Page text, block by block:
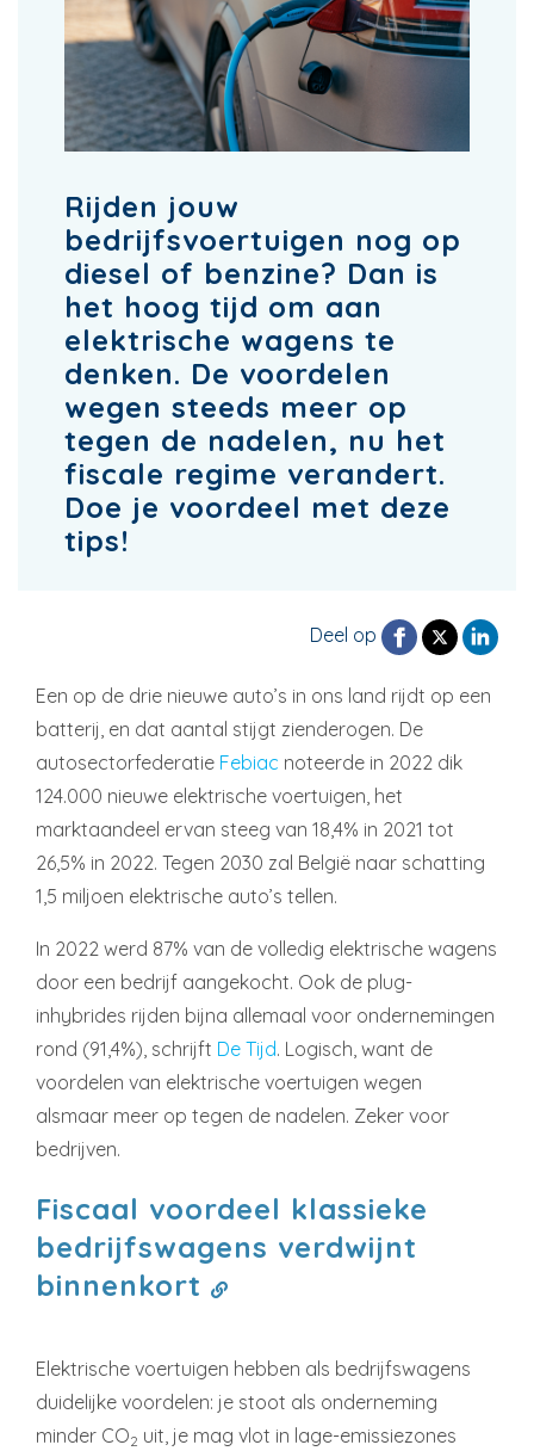
Rijden jouw
bedrijfsvoertuigen nog op
diesel of benzine? Dan is
het hoog tijd om aan
elektrische wagens te
denken. De voordelen
wegen steeds meer op
tegen de nadelen, nu het
fiscale regime verandert.
Doe je voordeel met deze
tips!
Deel op
Een op de drie nieuwe auto’s in ons land rijdt op een
batterij, en dat aantal stijgt zienderogen. De
autosectorfederatie Febiac noteerde in 2022 dik
124.000 nieuwe elektrische voertuigen, het
marktaandeel ervan steeg van 18,4% in 2021 tot
26,5% in 2022. Tegen 2030 zal België naar schatting
1,5 miljoen elektrische auto’s tellen.
In 2022 werd 87% van de volledig elektrische wagens
door een bedrijf aangekocht. Ook de plug-
inhybrides rijden bijna allemaal voor ondernemingen
rond (91,4%), schrijft De Tijd. Logisch, want de
voordelen van elektrische voertuigen wegen
alsmaar meer op tegen de nadelen. Zeker voor
bedrijven.
Fiscaal voordeel klassieke
bedrijfswagens verdwijnt
binnenkort
Elektrische voertuigen hebben als bedrijfswagens
duidelijke voordelen: je stoot als onderneming
minder CO2 uit, je mag vlot in lage-emissiezones